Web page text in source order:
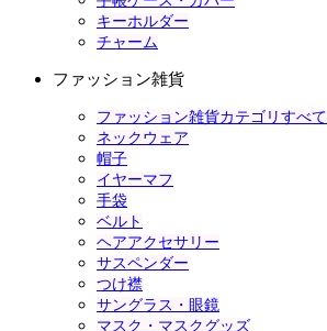
キーホルダー
チャーム
ファッション雑貨
ファッション雑貨カテゴリすべて
ネックウェア
帽子
イヤーマフ
手袋
ベルト
ヘアアクセサリー
サスペンダー
つけ襟
サングラス・眼鏡
マスク・マスクグッズ